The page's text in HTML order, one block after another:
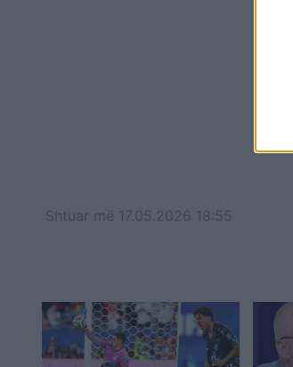
Shtuar më 17.05.2026 18:55